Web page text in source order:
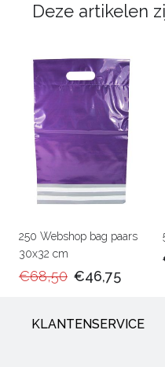
Deze artikelen
250 Webshop bag paars
30x32 cm
€68,50 €46,75
KLANTENSERVICE